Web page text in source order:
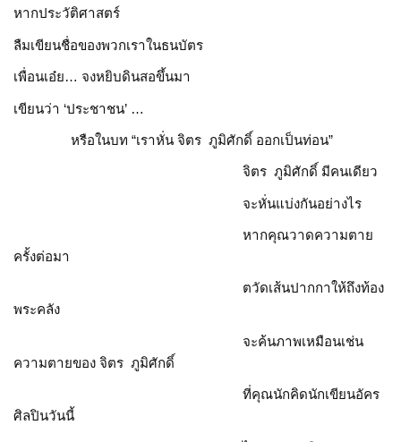
หากประวัติศาสตร์
ลืมเขียนชื่อของพวกเราในธนบัตร
เพื่อนเอ๋ย… จงหยิบดินสอขึ้นมา
เขียนว่า ‘ประชาชน’ …
หรือในบท “เราหั่น จิตร ภูมิศักดิ์ ออกเป็นท่อน”
จิตร ภูมิศักดิ์ มีคนเดียว
จะหั่นแบ่งกันอย่างไร
หากคุณวาดความตาย
ครั้งต่อมา
ตวัดเส้นปากกาให้ถึงท้อง
พระคลัง
จะค้นภาพเหมือนเช่น
ความตายของ จิตร ภูมิศักดิ์
ที่คุณนักคิดนักเขียนอัคร
ศิลปินวันนี้